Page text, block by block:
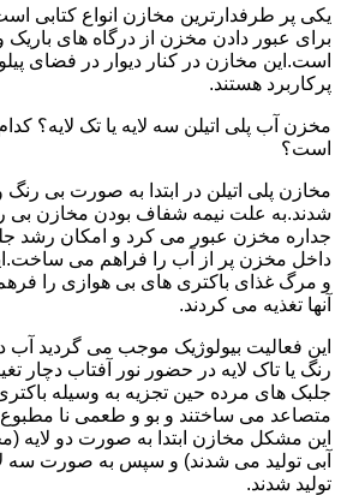
یکی پر طرفدارترین مخازن انواع کتابی
برای عبور دادن مخزن از درگاه های
است.این مخازن در کنار دیوار در فضای
پرکاربرد هستند.
مخزن آب پلی اتیلن سه لایه یا تک لایه؟
است؟
مخازن پلی اتیلن در ابتدا به صورت بی رنگ
شدند.به علت نیمه شفاف بودن مخازن بی
جداره مخزن عبور می کرد و امکان رشد
داخل مخزن پر از آب را فراهم می
و مرگ غذای باکتری های بی هوازی را
آنها تغذیه می کردند.
این فعالیت بیولوژیک موجب می گردید آب
رنگ یا تاک لایه در حضور نور آفتاب دچار
جلبک های مرده حین تجزیه به وسیله
متصاعد می ساختند و بو و طعمی نا
این مشکل مخازن ابتدا به صورت دو لایه
آبی تولید می شدند) و سپس به صورت سه
تولید شدند.